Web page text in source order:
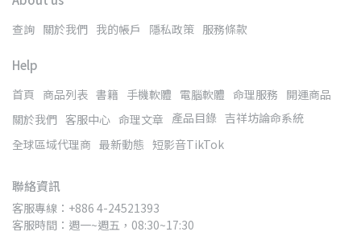
查詢 關於我們 我的帳戶 隱私政策 服務條款
Help
首頁 商品列表 書籍 手機軟體 電腦軟體 命理服務 開運商品
關於我們 客服中心 命理文章 產品目錄 吉祥坊論命系統
全球區域代理商 最新動態 短影音TikTok
聯絡資訊
客服專線：+886 4-24521393
客服時間：週一~週五，08:30~17:30